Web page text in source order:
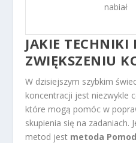
nabiał
JAKIE TECHNIKI
ZWIĘKSZENIU
W dzisiejszym szybkim
koncentracji jest niezwykle
które mogą pomóc w
skupienia się na zadaniach.
metod jest metoda